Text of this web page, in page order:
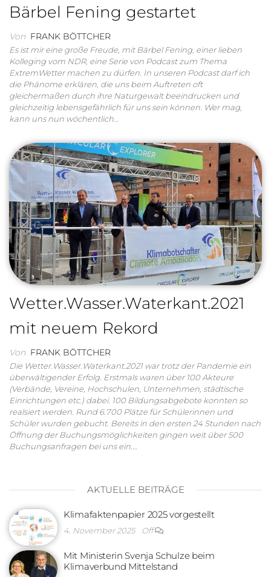
Bärbel Fening gestartet
Von FRANK BÖTTCHER
Es ist mir eine große Freude, mit Bärbel Fening, einer lieben
Kolleging vom NDR, eine Serie von Podcast zum Thema
ExtremWetter machen zu dürfen. In unseren Podcast darf ich
die Phänome erklären, die uns beim Auftreten oft
gleichermaßen durch ihre Naturgewalt beeindrucken und
gleichzeitig lebensgefährlich für uns sein können. Wer mag,
kann uns nun wöchentlich…
Wetter.Wasser.Waterkant.2021
mit neuem Rekord
Von FRANK BÖTTCHER
Die Wetter.Wasser.Waterkant.2021 war trotz der Pandemie ein
überwältigender Erfolg. Erstmals waren über 100 Akteure
(Verbände, Vereine, Hochschulen, Unternehmen, städtische
Einrichtungen etc.) dabei. 100 Bildungsabgebote konnten so
realsiert werden. Rund 6.700 Plätze für Schülerinnen und
Schüler wurden gebucht. Bereits in den ersten 24 Stunden nach
Öffnung der Buchungsmöglichkeiten gingen weit über 500
Buchungsanfragen bei uns ein.…
AKTUELLE BEITRÄGE
Klimafaktenpapier 2025 vorgestellt
4. November 2025 Off
Mit Ministerin Svenja Schulze beim
Klimaverbund Mittelstand